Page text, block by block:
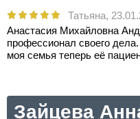
Татьяна,
Анастасия Михайловна
профессионал своего
моя семья теперь её
Зайцева